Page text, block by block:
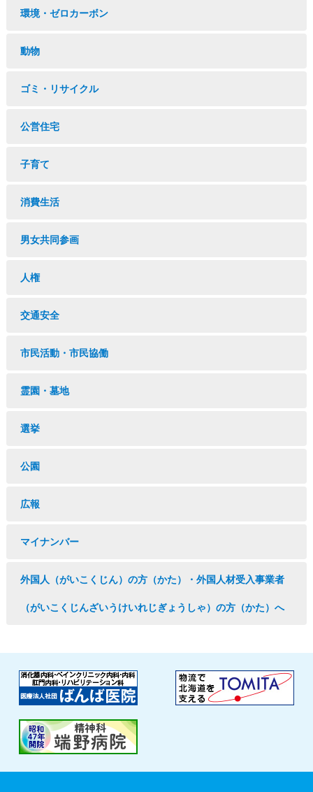
環境・ゼロカーボン
動物
ゴミ・リサイクル
公営住宅
子育て
消費生活
男女共同参画
人権
交通安全
市民活動・市民協働
霊園・墓地
選挙
公園
広報
マイナンバー
外国人（がいこくじん）の方（かた）・外国人材受入事業者
（がいこくじんざいうけいれじぎょうしゃ）の方（かた）へ